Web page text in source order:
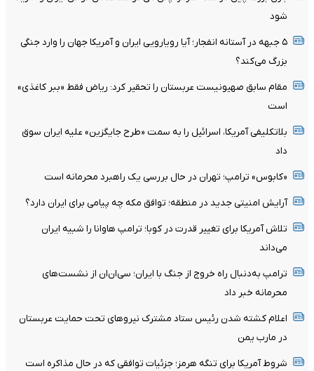
شود
۵ جبهه در آستانه انفجار؛ آیا رویارویی ایران و آمریکا جهان را وارد جنگی
بزرگ می‌کند؟
مقام سابق صهیونیست عربستان را تحقیر کرد: ریاض فقط «ببر کاغذی»
است
بلاتکلیفی آمریکا، اسرائیل را به سمت «طرح جایگزین» علیه ایران سوق
داد
«کابوس» ترامپ؛ تهران در حال بررسی یک راهبرد محرمانه است
آرایش امنیتی جدید در منطقه؛ توافق مکه چه پیامی برای ایران دارد؟
تلاش آمریکا برای تغییر قدرت در کوبا؛ ترامپ هاوانا را شبیه ایران
می‌داند
ترامپ به‌دنبال راه خروج از جنگ با ایران؛ سی‌ان‌ان از نشست‌های
محرمانه خبر داد
اعلام کشته شدن رئیس ستاد مشترک نیروهای تحت حمایت عربستان
در مارب یمن
شروط آمریکا برای تنگه هرمز؛ جزئیات توافقی که در حال مذاکره است